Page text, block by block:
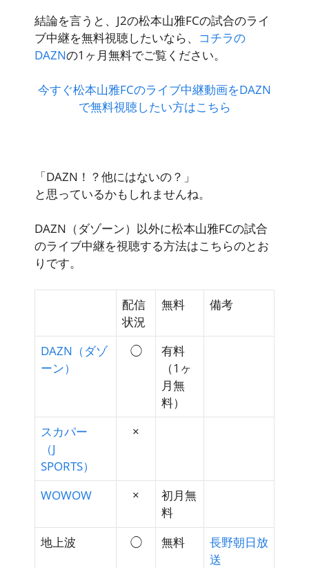
結論を言うと、J2の松本山雅FCの試合のライ
ブ中継を無料視聴したいなら、 コチラの
DAZNの1ヶ月無料でご覧ください。
今すぐ松本山雅FCのライブ中継動画をDAZN
で無料視聴したい方はこちら
「DAZN！？他にはないの？」
と思っているかもしれませんね。
DAZN（ダゾーン）以外に松本山雅FCの試合
のライブ中継を視聴する方法はこちらのとお
りです。
配信
状況
無料 備考
DAZN（ダゾ
ーン）
◯
有料
（1ヶ
月無
料）
スカパー
（J
SPORTS）
×
WOWOW ×
初月無
料
地上波
◯ 無料
長野朝日放
送